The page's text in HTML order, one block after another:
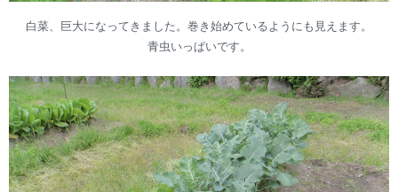
白菜、巨大になってきました。巻き始めているようにも見えます。
青虫いっぱいです。